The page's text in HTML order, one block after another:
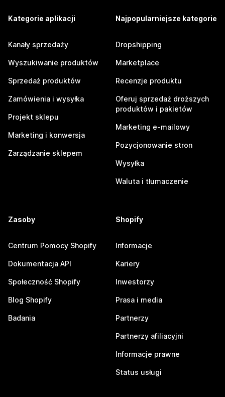
Kategorie aplikacji
Kanały sprzedaży
Wyszukiwanie produktów
Sprzedaż produktów
Zamówienia i wysyłka
Projekt sklepu
Marketing i konwersja
Zarządzanie sklepem
Najpopularniejsze kategorie
Dropshipping
Marketplace
Recenzje produktu
Oferuj sprzedaż droższych
produktów i pakietów
Marketing e-mailowy
Pozycjonowanie stron
Wysyłka
Waluta i tłumaczenie
Zasoby
Centrum Pomocy Shopify
Dokumentacja API
Społeczność Shopify
Blog Shopify
Badania
Shopify
Informacje
Kariery
Inwestorzy
Prasa i media
Partnerzy
Partnerzy afiliacyjni
Informacje prawne
Status usługi